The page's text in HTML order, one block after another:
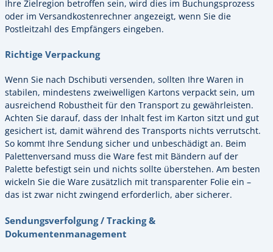
Ihre Zielregion betroffen sein, wird dies im Buchungsprozess
oder im Versandkostenrechner angezeigt, wenn Sie die
Postleitzahl des Empfängers eingeben.
Richtige Verpackung
Wenn Sie nach Dschibuti versenden, sollten Ihre Waren in
stabilen, mindestens zweiwelligen Kartons verpackt sein, um
ausreichend Robustheit für den Transport zu gewährleisten.
Achten Sie darauf, dass der Inhalt fest im Karton sitzt und gut
gesichert ist, damit während des Transports nichts verrutscht.
So kommt Ihre Sendung sicher und unbeschädigt an. Beim
Palettenversand muss die Ware fest mit Bändern auf der
Palette befestigt sein und nichts sollte überstehen. Am besten
wickeln Sie die Ware zusätzlich mit transparenter Folie ein –
das ist zwar nicht zwingend erforderlich, aber sicherer.
Sendungsverfolgung / Tracking &
Dokumentenmanagement